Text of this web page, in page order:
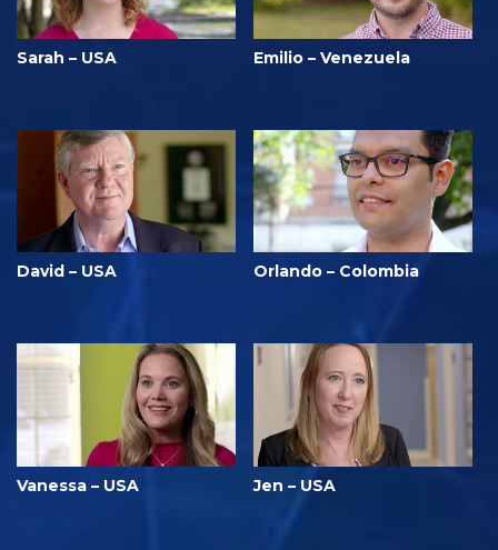
Sarah – USA Emilio – Venezuela
David – USA Orlando – Colombia
Vanessa – USA Jen – USA